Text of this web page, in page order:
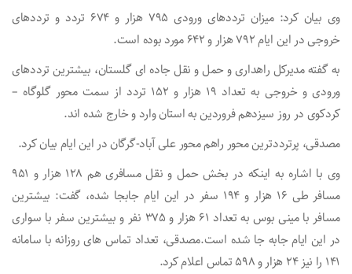
وی بیان کرد: میزان ترددهای ورودی ۷۹۵ هزار و ۶۷۴ تردد و ترددهای
خروجی در این ایام ۷۹۲ هزار و ۶۴۲ مورد بوده است.
به گفته مدیرکل راهداری و حمل و نقل جاده ای گلستان، بیشترین ترددهای
ورودی و خروجی به تعداد ۱۹ هزار و ۱۵۲ تردد از سمت محور گلوگاه –
کردکوی در روز سیزدهم فروردین به استان وارد و خارج شده اند.
مصدقی، پرترددترین محور راهم محور علی آباد-گرگان در این ایام بیان کرد.
وی با اشاره به اینکه در بخش حمل و نقل مسافری هم ۱۲۸ هزار و ۹۵۱
مسافر طی ۱۶ هزار و ۱۹۴ سفر در این ایام جابجا شده، گفت: بیشترین
مسافر با مینی بوس به تعداد ۶۱ هزار و ۳۷۵ نفر و بیشترین سفر با سواری
در این ایام جابه جا شده است.مصدقی، تعداد تماس های روزانه با سامانه
۱۴۱ را نیز ۲۴ هزار و ۵۹۸ تماس اعلام کرد.